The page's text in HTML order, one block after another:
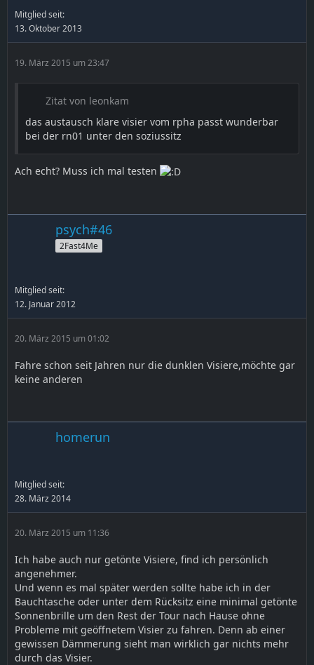
Mitglied seit:
13. Oktober 2013
19. März 2015 um 23:47
Zitat von leonkam
das austausch klare visier vom rpha passt wunderbar
bei der rn01 unter den soziussitz
Ach echt? Muss ich mal testen
psych#46
2Fast4Me
Mitglied seit:
12. Januar 2012
20. März 2015 um 01:02
Fahre schon seit Jahren nur die dunklen Visiere,möchte gar
keine anderen
homerun
Mitglied seit:
28. März 2014
20. März 2015 um 11:36
Ich habe auch nur getönte Visiere, find ich persönlich
angenehmer.
Und wenn es mal später werden sollte habe ich in der
Bauchtasche oder unter dem Rücksitz eine minimal getönte
Sonnenbrille um den Rest der Tour nach Hause ohne
Probleme mit geöffnetem Visier zu fahren. Denn ab einer
gewissen Dämmerung sieht man wirklich gar nichts mehr
durch das Visier.